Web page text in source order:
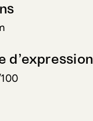
d’expression